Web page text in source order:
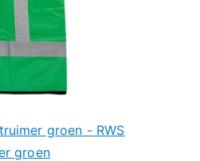
groen - RWS
groen